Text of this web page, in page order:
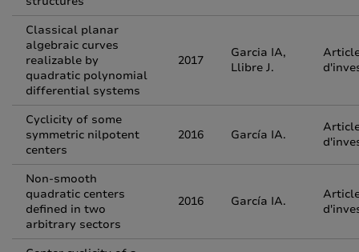
Classical planar
algebraic curves
realizable by
quadratic polynomial
differential systems
2017
Garcia IA,
Llibre J.
Cyclicity of some
symmetric nilpotent
centers
2016 García IA.
Non-smooth
quadratic centers
defined in two
arbitrary sectors
2016 García IA.